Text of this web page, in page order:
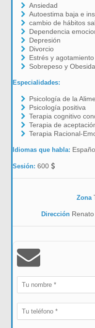
Ansiedad
Autoestima baja e
cambio de hábitos
Dependencia
Depresión
Divorcio
Estrés y agotamiento
Sobrepeso y
Especialidades:
Psicología de la
Psicología positiva
Terapia cognitivo
Terapia de
Terapia Racional-
Idiomas que habla:
Sesión:600
Zona
Dirección